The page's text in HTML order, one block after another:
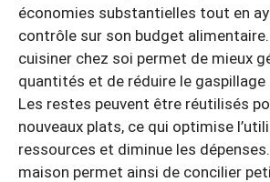
économies substantielles tout en
contrôle sur son budget alimentaire.
cuisiner chez soi permet de mieux
quantités et de réduire le gaspillage
Les restes peuvent être réutilisés
nouveaux plats, ce qui optimise
ressources et diminue les
maison permet ainsi de concilier